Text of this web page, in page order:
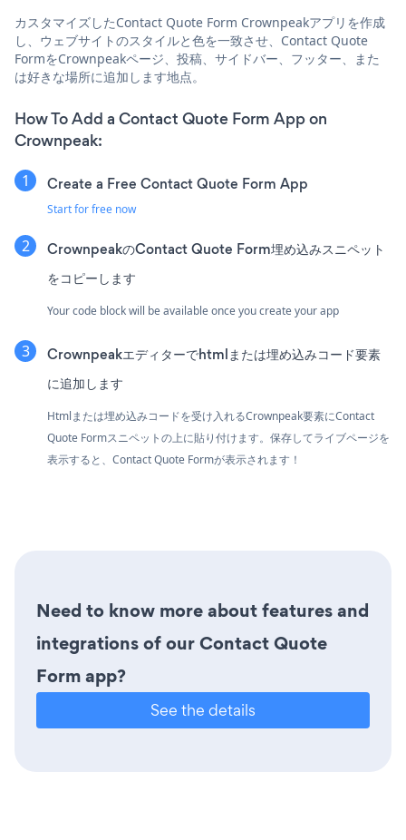
カスタマイズしたContact Quote Form Crownpeakアプリを作成
し、ウェブサイトのスタイルと色を一致させ、Contact Quote
FormをCrownpeakページ、投稿、サイドバー、フッター、また
は好きな場所に追加します地点。
How To Add a Contact Quote Form App on
Crownpeak:
Create a Free Contact Quote Form App
Start for free now
CrownpeakのContact Quote Form埋め込みスニペット
をコピーします
Your code block will be available once you create your app
Crownpeakエディターでhtmlまたは埋め込みコード要素
に追加します
Htmlまたは埋め込みコードを受け入れるCrownpeak要素にContact
Quote Formスニペットの上に貼り付けます。保存してライブページを
表示すると、Contact Quote Formが表示されます！
Need to know more about features and
integrations of our Contact Quote
Form app?
See the details